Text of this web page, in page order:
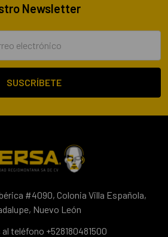
Newsletter
#4090, Colonia Villa Española,
Nuevo León
teléfono +528180481500